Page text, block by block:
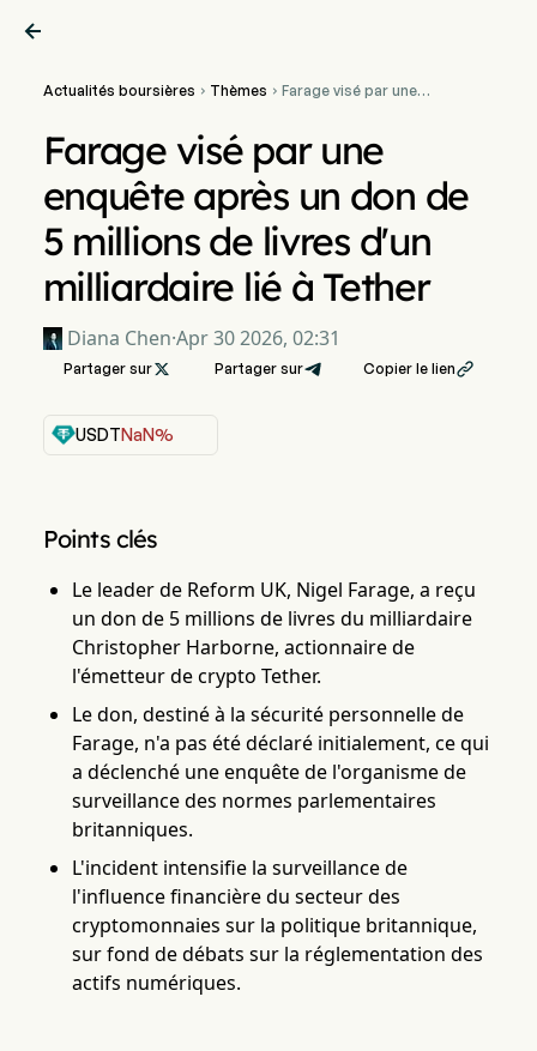

Actualités boursières  Thèmes  Farage visé par une
milliardaire lié à Tether
Farage visé par une
enquête après un don de
5 millions de livres d'un
milliardaire lié à Tether
Diana Chen·Apr 30 2026, 02:31
Partager sur Partager sur Copier le lien
USDTNaN%
Points clés
Le leader de Reform UK, Nigel Farage, a reçu
un don de 5 millions de livres du milliardaire
Christopher Harborne, actionnaire de
l'émetteur de crypto Tether.
Le don, destiné à la sécurité personnelle de
Farage, n'a pas été déclaré initialement, ce qui
a déclenché une enquête de l'organisme de
surveillance des normes parlementaires
britanniques.
L'incident intensifie la surveillance de
l'influence financière du secteur des
cryptomonnaies sur la politique britannique,
sur fond de débats sur la réglementation des
actifs numériques.